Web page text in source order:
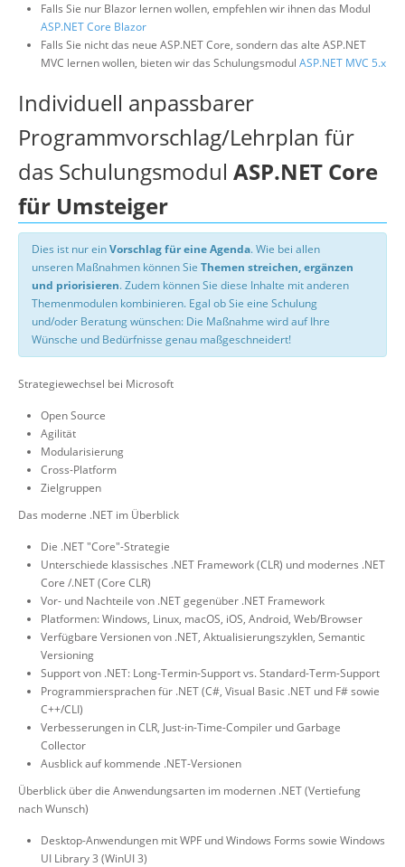
Falls Sie nur Blazor lernen wollen, empfehlen wir ihnen das Modul
ASP.NET Core Blazor
Falls Sie nicht das neue ASP.NET Core, sondern das alte ASP.NET
MVC lernen wollen, bieten wir das Schulungsmodul ASP.NET MVC 5.x
Individuell anpassbarer
Programmvorschlag/Lehrplan für
das Schulungsmodul ASP.NET Core
für Umsteiger
Dies ist nur einVorschlag für eine Agenda. Wie bei allen
unseren Maßnahmen können Sie Themen streichen, ergänzen
und priorisieren. Zudem können Sie diese Inhalte mit anderen
Themenmodulen kombinieren. Egal ob Sie eine Schulung
und/oder Beratung wünschen: Die Maßnahme wird auf Ihre
Wünsche und Bedürfnisse genau maßgeschneidert!
Strategiewechsel bei Microsoft
Open Source
Agilität
Modularisierung
Cross-Platform
Zielgruppen
Das moderne .NET im Überblick
Die .NET "Core"-Strategie
Unterschiede klassisches .NET Framework (CLR) und modernes .NET
Core /.NET (Core CLR)
Vor- und Nachteile von .NET gegenüber .NET Framework
Platformen: Windows, Linux, macOS, iOS, Android, Web/Browser
Verfügbare Versionen von .NET, Aktualisierungszyklen, Semantic
Versioning
Support von .NET: Long-Termin-Support vs. Standard-Term-Support
Programmiersprachen für .NET (C#, Visual Basic .NET und F# sowie
C++/CLI)
Verbesserungen in CLR, Just-in-Time-Compiler und Garbage
Collector
Ausblick auf kommende .NET-Versionen
Überblick über die Anwendungsarten im modernen .NET (Vertiefung
nach Wunsch)
Desktop-Anwendungen mit WPF und Windows Forms sowie Windows
UI Library 3 (WinUI 3)